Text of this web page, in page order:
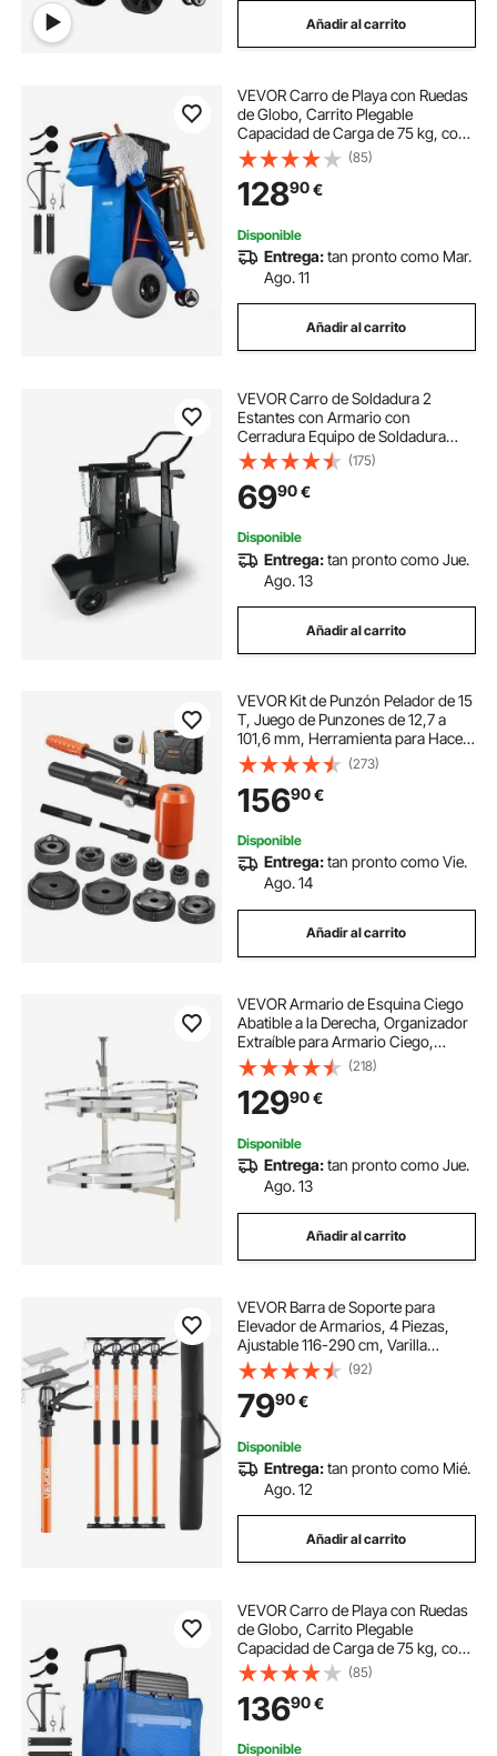
Añadir al carrito
VEVOR Carro de Playa con Ruedas
de Globo, Carrito Plegable
Capacidad de Carga de 75 kg, con
Bolsa Térmica, Soporte para
Sombrilla, Marco de Acero para
Camping, Pesca, Eventos
Deportivos, Picnics
(85)
12890€
Disponible
Entrega:tan pronto como Mar.
Ago. 11
Añadir al carrito
VEVOR Carro de Soldadura 2
Estantes con Armario con
Cerradura Equipo de Soldadura
Móvil 120 kg Carro con 2 Soportes
para Bombonas de Gas para
Soldadura Manual por Arco con
Gas Protector
(175)
6990€
Disponible
Entrega:tan pronto como Jue.
Ago. 13
Añadir al carrito
VEVOR Kit de Punzón Pelador de 15
T, Juego de Punzones de 12,7 a
101,6 mm, Herramienta para Hacer
Agujeros, con 10 Matrices para
Armarios Eléctricos Metálicos y
Armarios de Distribución, Negro
(273)
15690€
Disponible
Entrega:tan pronto como Vie.
Ago. 14
Añadir al carrito
VEVOR Armario de Esquina Ciego
Abatible a la Derecha, Organizador
Extraíble para Armario Ciego,
Bandeja Abatible 2 Niveles con
Altura Ajustable, con Cierre Suave,
a la Derecha, 850 x 490 x 780 mm
(218)
12990€
Disponible
Entrega:tan pronto como Jue.
Ago. 13
Añadir al carrito
VEVOR Barra de Soporte para
Elevador de Armarios, 4 Piezas,
Ajustable 116-290 cm, Varilla
Telescópica Rápida Liviana de
Acero, Carga de 70 kg para Instalar
Armarios y Levantar Paneles de
Yeso
(92)
7990€
Disponible
Entrega:tan pronto como Mié.
Ago. 12
Añadir al carrito
VEVOR Carro de Playa con Ruedas
de Globo, Carrito Plegable
Capacidad de Carga de 75 kg, con
Asa Ajustable de 4 Niveles, Bolsa de
Almacenamiento, para Camping,
Pesca, Eventos Deportivos, Picnics
(85)
13690€
Disponible